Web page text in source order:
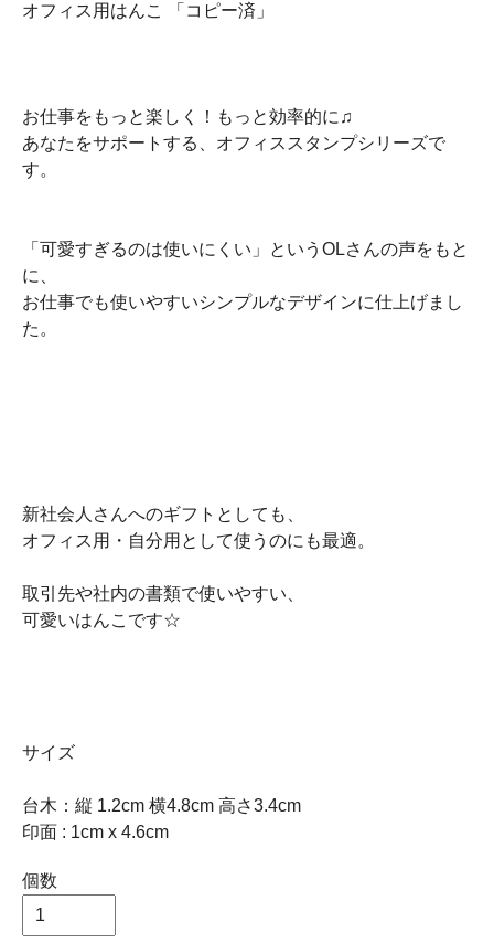
オフィス用はんこ 「コピー済」
お仕事をもっと楽しく！もっと効率的に♫
あなたをサポートする、オフィススタンプシリーズで
す。
「可愛すぎるのは使いにくい」というOLさんの声をもと
に、
お仕事でも使いやすいシンプルなデザインに仕上げまし
た。
新社会人さんへのギフトとしても、
オフィス用・自分用として使うのにも最適。
取引先や社内の書類で使いやすい、
可愛いはんこです☆
サイズ
台木：縦 1.2cm 横4.8cm 高さ3.4cm
印面 : 1cm x 4.6cm
個数